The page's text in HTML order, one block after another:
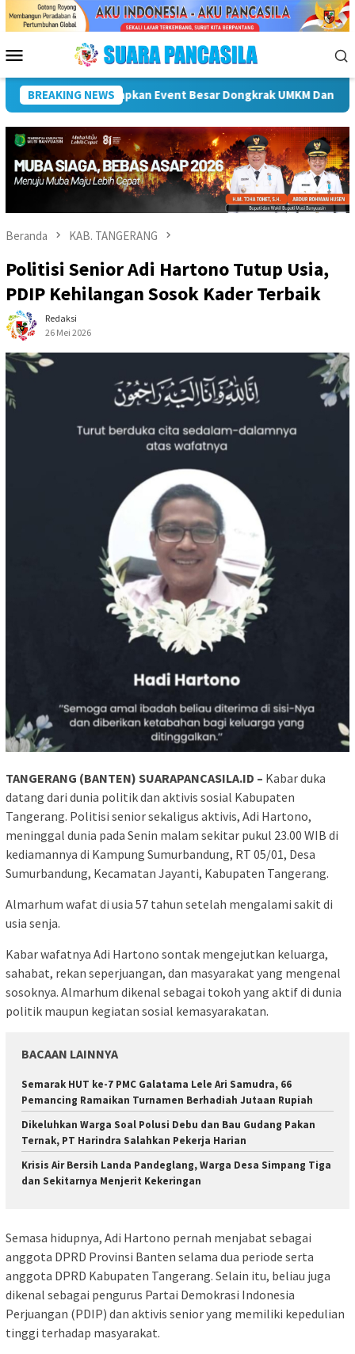
Menu
Mobile
BREAKING NEWS
Hendri Dukung Percepatan Penyaluran DAK Fisik Dan
Beranda KAB. TANGERANG
Politisi Senior Adi Hartono Tutup Usia,
PDIP Kehilangan Sosok Kader Terbaik
Redaksi
26 Mei 2026
TANGERANG (BANTEN) SUARAPANCASILA.ID – Kabar duka
datang dari dunia politik dan aktivis sosial Kabupaten
Tangerang. Politisi senior sekaligus aktivis, Adi Hartono,
meninggal dunia pada Senin malam sekitar pukul 23.00 WIB di
kediamannya di Kampung Sumurbandung, RT 05/01, Desa
Sumurbandung, Kecamatan Jayanti, Kabupaten Tangerang.
Almarhum wafat di usia 57 tahun setelah mengalami sakit di
usia senja.
Kabar wafatnya Adi Hartono sontak mengejutkan keluarga,
sahabat, rekan seperjuangan, dan masyarakat yang mengenal
sosoknya. Almarhum dikenal sebagai tokoh yang aktif di dunia
politik maupun kegiatan sosial kemasyarakatan.
BACAAN LAINNYA
Semarak HUT ke-7 PMC Galatama Lele Ari Samudra, 66
Pemancing Ramaikan Turnamen Berhadiah Jutaan Rupiah
Dikeluhkan Warga Soal Polusi Debu dan Bau Gudang Pakan
Ternak, PT Harindra Salahkan Pekerja Harian
Krisis Air Bersih Landa Pandeglang, Warga Desa Simpang Tiga
dan Sekitarnya Menjerit Kekeringan
Semasa hidupnya, Adi Hartono pernah menjabat sebagai
anggota DPRD Provinsi Banten selama dua periode serta
anggota DPRD Kabupaten Tangerang. Selain itu, beliau juga
dikenal sebagai pengurus Partai Demokrasi Indonesia
Perjuangan (PDIP) dan aktivis senior yang memiliki kepedulian
tinggi terhadap masyarakat.